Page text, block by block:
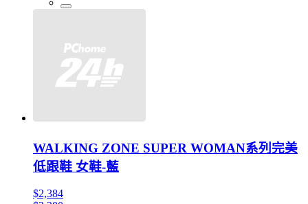
WALKING ZONE SUPER WOMAN系列完美
低跟鞋 女鞋-藍
$2,384